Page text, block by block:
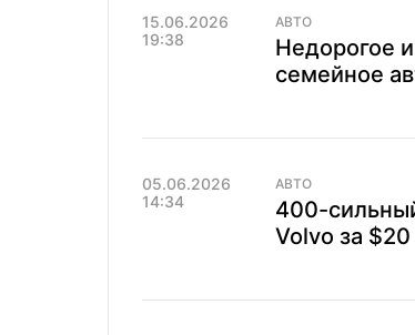
15.06.2026
19:38
АВТО
Недорогое
семейное
05.06.2026
14:34
АВТО
400-
Volvo за